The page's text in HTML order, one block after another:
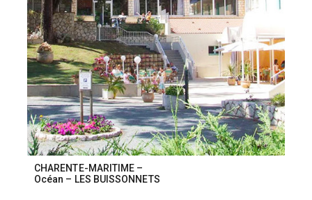
CHARENTE-MARITIME –
Océan – LES BUISSONNETS